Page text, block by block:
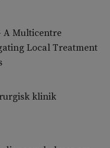
A Multicentre
Local Treatment
klinik